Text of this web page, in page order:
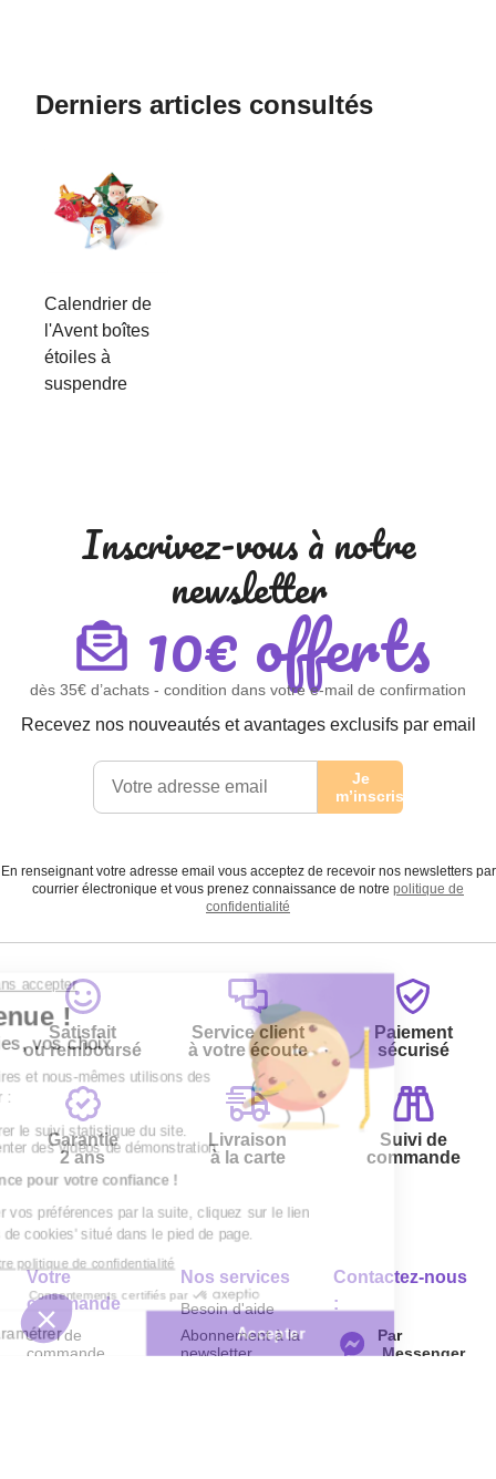
Derniers articles consultés
Calendrier de
l'Avent boîtes
étoiles à
suspendre
Inscrivez-vous à notre
newsletter
10€ offerts
dès 35€ d’achats - condition dans votre e-mail de confirmation
Recevez nos nouveautés et avantages exclusifs par email
Je
m’inscris
En renseignant votre adresse email vous acceptez de recevoir nos newsletters par
courrier électronique et vous prenez connaissance de notre politique de
confidentialité
Satisfait
ou remboursé
Service client
à votre écoute
Paiement
sécurisé
Garantie
2 ans
Livraison
à la carte
Suivi de
commande
Votre
commande
Suivi de
commande
Nos services
Besoin d'aide
Abonnement à la
newsletter
Contactez-nous
:
Par
Messenger